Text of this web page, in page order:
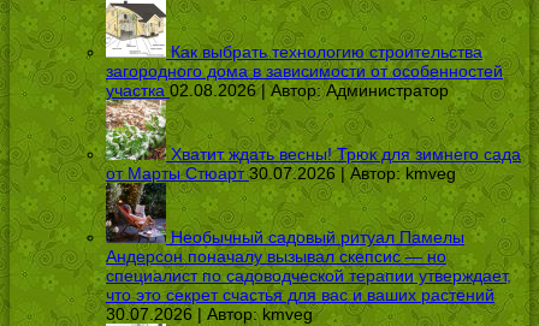
Как выбрать технологию строительства
загородного дома в зависимости от особенностей
участка 02.08.2026 | Автор:Администратор
Хватит ждать весны! Трюк для зимнего сада
от Марты Стюарт 30.07.2026 | Автор:kmveg
Необычный садовый ритуал Памелы
Андерсон поначалу вызывал скепсис — но
специалист по садоводческой терапии утверждает,
что это секрет счастья для вас и ваших растений
30.07.2026 | Автор:kmveg